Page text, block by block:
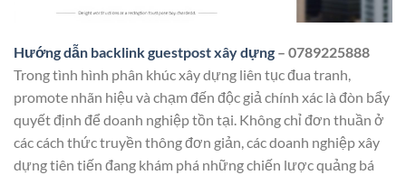
Hướng dẫn backlink guestpost xây dựng – 0789225888
Trong tình hình phân khúc xây dựng liên tục đua tranh,
promote nhãn hiệu và chạm đến độc giả chính xác là đòn bẩy
quyết định để doanh nghiệp tồn tại. Không chỉ đơn thuần ở
các cách thức truyền thông đơn giản, các doanh nghiệp xây
dựng tiên tiến đang khám phá những chiến lược quảng bá